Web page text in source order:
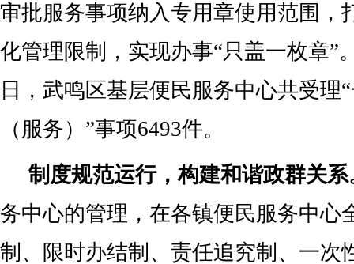
审批服务事项纳入专用章使用范围，
化管理限制，实现办事“只盖一枚章”
日，武鸣区基层便民服务中心共受理
（服务）”事项6493件。
制度规范运行，构建和谐政群关系
务中心的管理，在各镇便民服务中心
制、限时办结制、责任追究制、一次